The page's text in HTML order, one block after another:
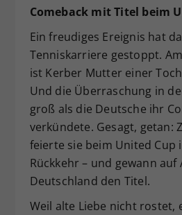
Comeback mit Titel beim
Ein freudiges Ereignis hat
Tenniskarriere gestoppt.
ist Kerber Mutter einer
Und die Überraschung in
groß als die Deutsche ihr
verkündete. Gesagt, getan:
feierte sie beim United Cup
Rückkehr – und gewann
Deutschland den Titel.
Weil alte Liebe nicht rostet,